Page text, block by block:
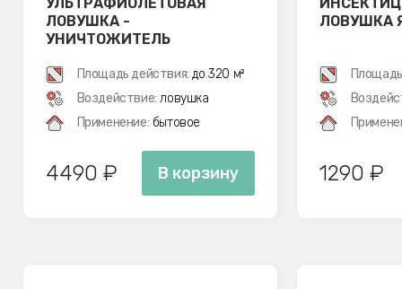
ЛОВУШКА -
УНИЧТОЖИТЕЛЬ
WEITECH WK0120
(РОЗОВЫЙ)
Площадь действия: до 320 м²
Воздействие: ловушка
Применение: бытовое
4490 ₽ В корзину
ЛОВУШКА
1290 ₽